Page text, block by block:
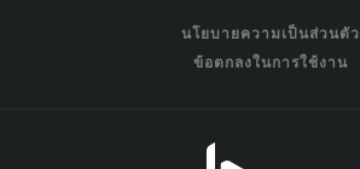
นโยบายความเป็นส่วนตัว
ข้อตกลงในการใช้งาน